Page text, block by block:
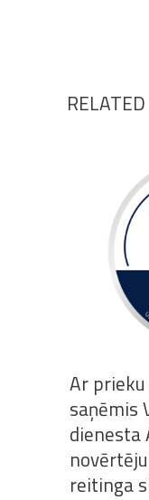
Ar
saņēmis
dienesta
reitinga